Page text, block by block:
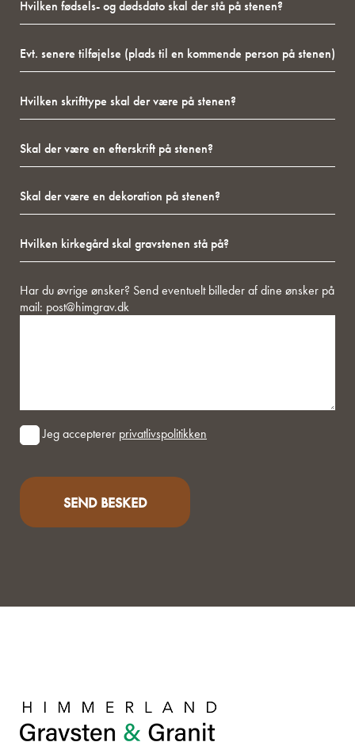
være
stenen?
fødsels-
og
dødsdato
skal
stå
senere
tilføjelse
(plads
til
kommende
stenen)
skrifttype
skal
der
være
stenen?
der
være
en
efterskrift
stenen?
der
være
en
dekoration
stenen?
kirkegård
skal
gravstenen
stå
på?
Besked
Har du øvrige ønsker? Send eventuelt billeder af dine ønsker på
mail: post@himgrav.dk
ConsentJeg accepterer privatlivspolitikken